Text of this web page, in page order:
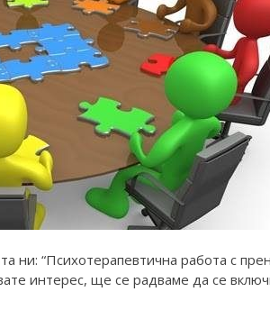
ни: “Психотерапевтична работа с
интерес, ще се радваме да се